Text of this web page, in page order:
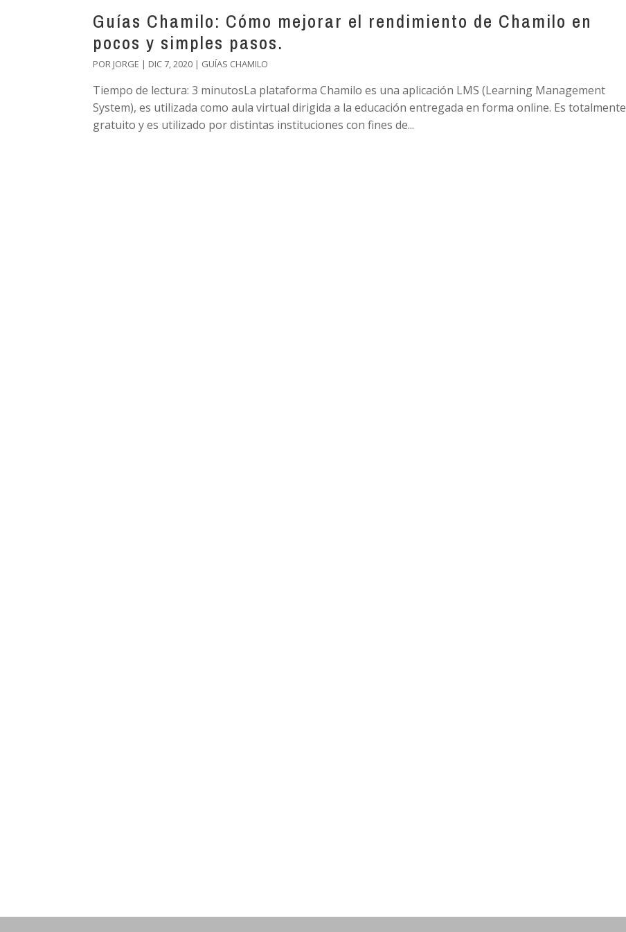
Guías Chamilo: Cómo mejorar el rendimiento de Chamilo en
pocos y simples pasos.
POR JORGE | DIC 7, 2020 | GUÍAS CHAMILO
Tiempo de lectura: 3 minutosLa plataforma Chamilo es una aplicación LMS (Learning Management
System), es utilizada como aula virtual dirigida a la educación entregada en forma online. Es totalmente
gratuito y es utilizado por distintas instituciones con fines de...